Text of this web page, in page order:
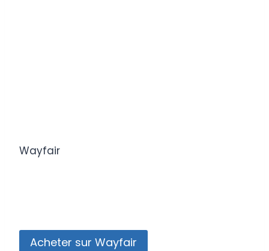
Wayfair
Acheter sur Wayfair